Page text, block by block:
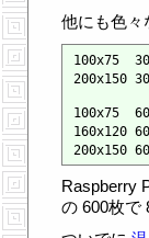
他にも色々
100x75
200x150
100x75
160x120
200x150
Raspberry
の 600枚で